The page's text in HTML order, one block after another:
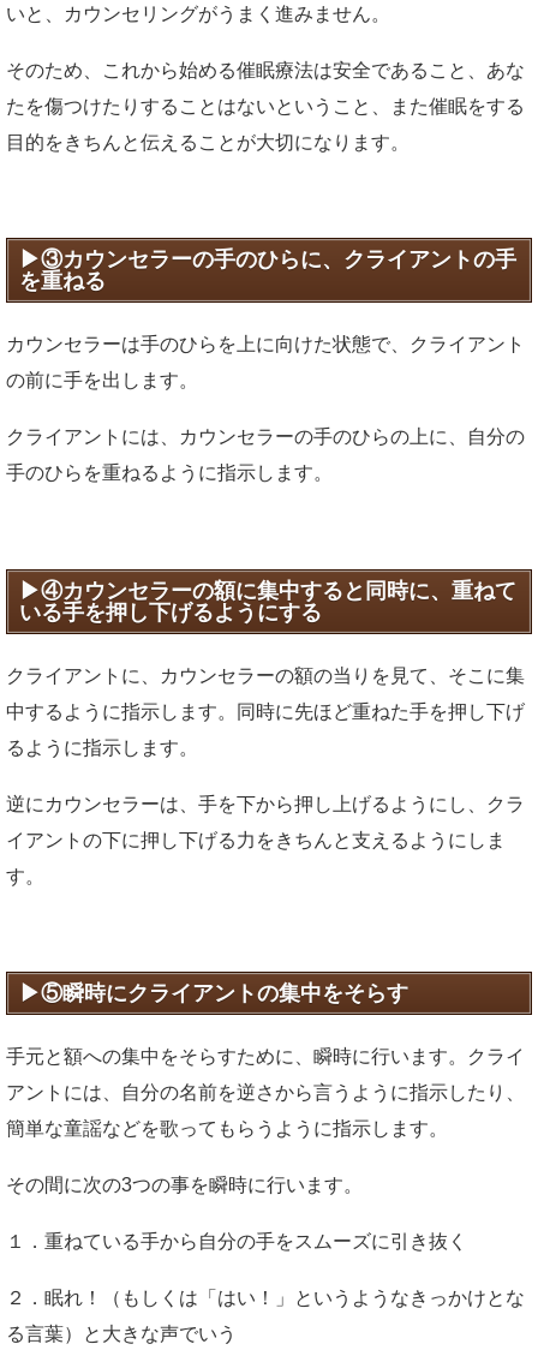
いと、カウンセリングがうまく進みません。
そのため、これから始める催眠療法は安全であること、あな
たを傷つけたりすることはないということ、また催眠をする
目的をきちんと伝えることが大切になります。
③カウンセラーの手のひらに、クライアントの手
を重ねる
カウンセラーは手のひらを上に向けた状態で、クライアント
の前に手を出します。
クライアントには、カウンセラーの手のひらの上に、自分の
手のひらを重ねるように指示します。
④カウンセラーの額に集中すると同時に、重ねて
いる手を押し下げるようにする
クライアントに、カウンセラーの額の当りを見て、そこに集
中するように指示します。同時に先ほど重ねた手を押し下げ
るように指示します。
逆にカウンセラーは、手を下から押し上げるようにし、クラ
イアントの下に押し下げる力をきちんと支えるようにしま
す。
⑤瞬時にクライアントの集中をそらす
手元と額への集中をそらすために、瞬時に行います。クライ
アントには、自分の名前を逆さから言うように指示したり、
簡単な童謡などを歌ってもらうように指示します。
その間に次の3つの事を瞬時に行います。
１．重ねている手から自分の手をスムーズに引き抜く
２．眠れ！（もしくは「はい！」というようなきっかけとな
る言葉）と大きな声でいう